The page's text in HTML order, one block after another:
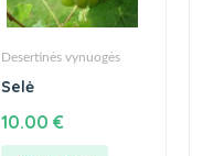
Desertinės vynuogės
Selė
10.00 €